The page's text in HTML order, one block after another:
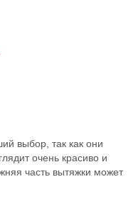
выбор, так как они
очень красиво и
часть вытяжки может